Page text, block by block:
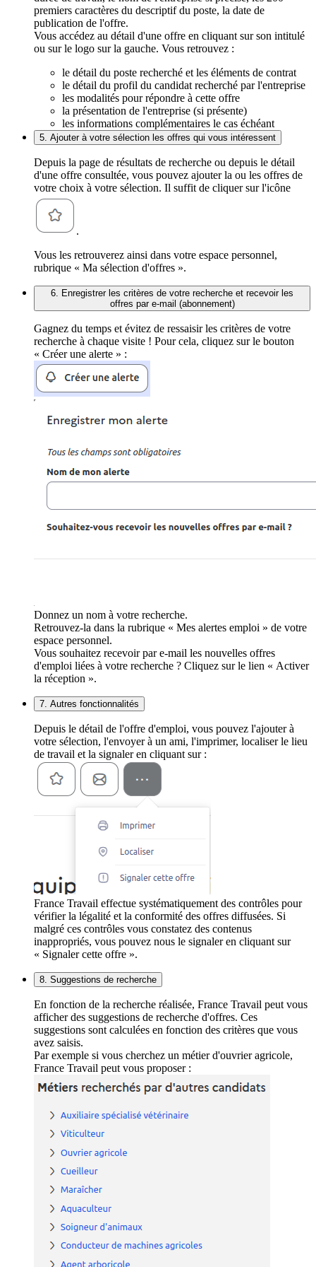
premiers caractères du descriptif du poste, la date de
publication de l'offre.
Vous accédez au détail d'une offre en cliquant sur son intitulé
ou sur le logo sur la gauche. Vous retrouvez :
le détail du poste recherché et les éléments de contrat
le détail du profil du candidat recherché par l'entreprise
les modalités pour répondre à cette offre
la présentation de l'entreprise (si présente)
les informations complémentaires le cas échéant
5. Ajouter à votre sélection les offres qui vous intéressent
Depuis la page de résultats de recherche ou depuis le détail
d'une offre consultée, vous pouvez ajouter la ou les offres de
votre choix à votre sélection. Il suffit de cliquer sur l'icône
.
Vous les retrouverez ainsi dans votre espace personnel,
rubrique « Ma sélection d'offres ».
6. Enregistrer les critères de votre recherche et recevoir les
offres par e-mail (abonnement)
Gagnez du temps et évitez de ressaisir les critères de votre
recherche à chaque visite ! Pour cela, cliquez sur le bouton
« Créer une alerte » :
Donnez un nom à votre recherche.
Retrouvez-la dans la rubrique « Mes alertes emploi » de votre
espace personnel.
Vous souhaitez recevoir par e-mail les nouvelles offres
d'emploi liées à votre recherche ? Cliquez sur le lien « Activer
la réception ».
7. Autres fonctionnalités
Depuis le détail de l'offre d'emploi, vous pouvez l'ajouter à
votre sélection, l'envoyer à un ami, l'imprimer, localiser le lieu
de travail et la signaler en cliquant sur :
France Travail effectue systématiquement des contrôles pour
vérifier la légalité et la conformité des offres diffusées. Si
malgré ces contrôles vous constatez des contenus
inappropriés, vous pouvez nous le signaler en cliquant sur
« Signaler cette offre ».
8. Suggestions de recherche
En fonction de la recherche réalisée, France Travail peut vous
afficher des suggestions de recherche d'offres. Ces
suggestions sont calculées en fonction des critères que vous
avez saisis.
Par exemple si vous cherchez un métier d'ouvrier agricole,
France Travail peut vous proposer :